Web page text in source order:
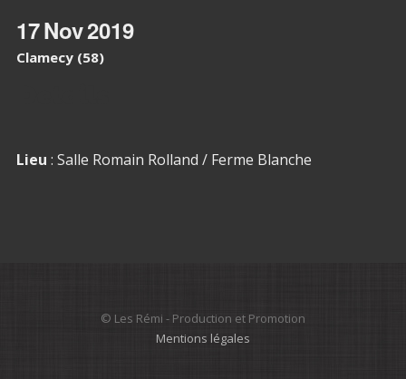
17Nov2019
Clamecy (58)
Lieu : Salle Romain Rolland / Ferme Blanche
© Les Rémi - Production et Promotion
Mentions légales